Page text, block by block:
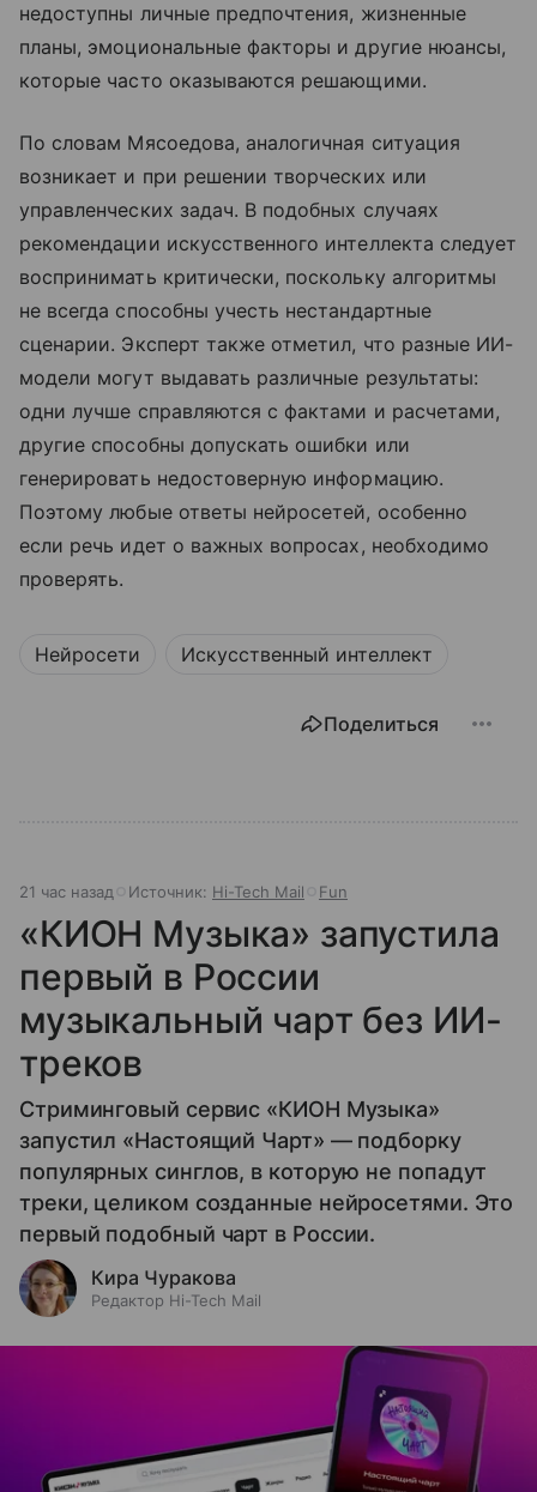
недоступны личные предпочтения, жизненные
планы, эмоциональные факторы и другие нюансы,
которые часто оказываются решающими.
По словам Мясоедова, аналогичная ситуация
возникает и при решении творческих или
управленческих задач. В подобных случаях
рекомендации искусственного интеллекта следует
воспринимать критически, поскольку алгоритмы
не всегда способны учесть нестандартные
сценарии. Эксперт также отметил, что разные ИИ-
модели могут выдавать различные результаты:
одни лучше справляются с фактами и расчетами,
другие способны допускать ошибки или
генерировать недостоверную информацию.
Поэтому любые ответы нейросетей, особенно
если речь идет о важных вопросах, необходимо
проверять.
Нейросети Искусственный интеллект
Поделиться
21 час назад Источник: Hi-Tech Mail Fun
«КИОН Музыка» запустила
первый в России
музыкальный чарт без ИИ-
треков
Стриминговый сервис «КИОН Музыка»
запустил «Настоящий Чарт» — подборку
популярных синглов, в которую не попадут
треки, целиком созданные нейросетями. Это
первый подобный чарт в России.
Кира Чуракова
Редактор Hi-Tech Mail